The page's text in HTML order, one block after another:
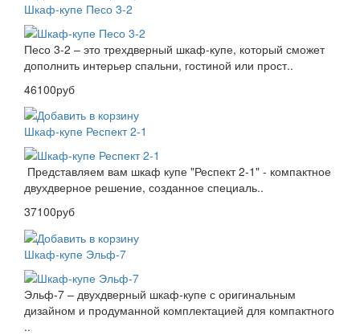
Шкаф-купе Песо 3-2
Песо 3-2 – это трехдверный шкаф-купе, который сможет
дополнить интерьер спальни, гостиной или прост..
46100руб
Шкаф-купе Респект 2-1
Представляем вам шкаф купе "Респект 2-1" - компактное
двухдверное решение, созданное специаль..
37100руб
Шкаф-купе Эльф-7
Эльф-7 – двухдверный шкаф-купе с оригинальным
дизайном и продуманной комплектацией для компактного
..